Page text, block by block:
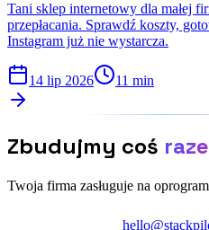
Tani sklep internetowy dla małej
przepłacania. Sprawdź koszty,
Instagram już nie wystarcza.
14 lip 2026 11 min
Zbudujmy coś
Twoja firma zasługuje na